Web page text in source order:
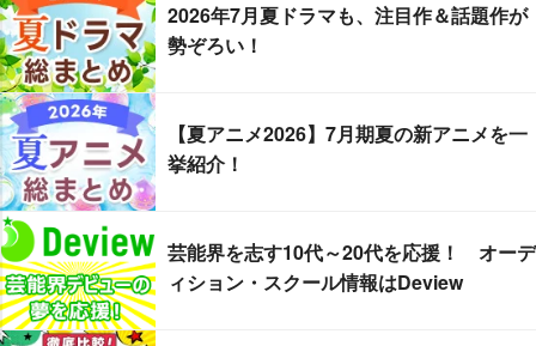
2026年7月夏ドラマも、注目作＆話題作が
勢ぞろい！
【夏アニメ2026】7月期夏の新アニメを一
挙紹介！
芸能界を志す10代～20代を応援！ オーデ
ィション・スクール情報はDeview